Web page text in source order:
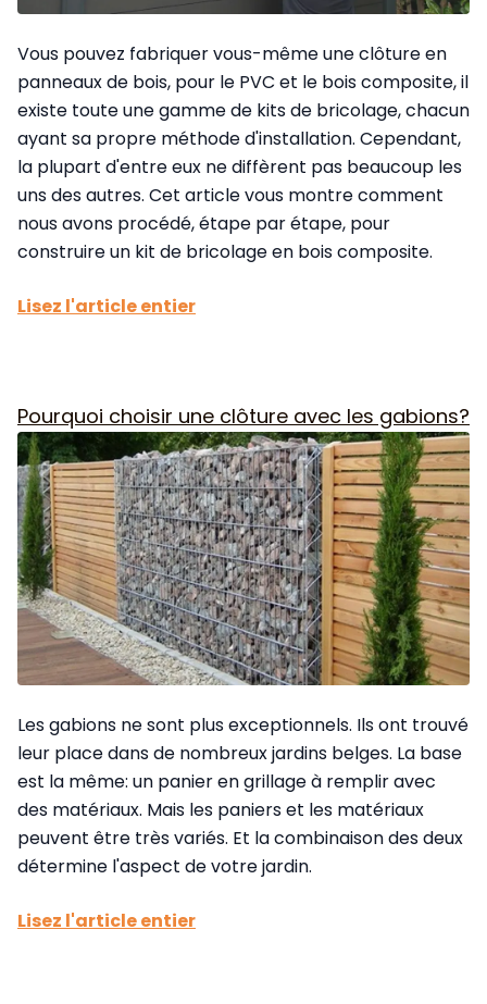
Vous pouvez fabriquer vous-même une clôture en
panneaux de bois, pour le PVC et le bois composite, il
existe toute une gamme de kits de bricolage, chacun
ayant sa propre méthode d'installation. Cependant,
la plupart d'entre eux ne diffèrent pas beaucoup les
uns des autres. Cet article vous montre comment
nous avons procédé, étape par étape, pour
construire un kit de bricolage en bois composite.
Lisez l'article entier
Pourquoi choisir une clôture avec les gabions?
Les gabions ne sont plus exceptionnels. Ils ont trouvé
leur place dans de nombreux jardins belges. La base
est la même: un panier en grillage à remplir avec
des matériaux. Mais les paniers et les matériaux
peuvent être très variés. Et la combinaison des deux
détermine l'aspect de votre jardin.
Lisez l'article entier